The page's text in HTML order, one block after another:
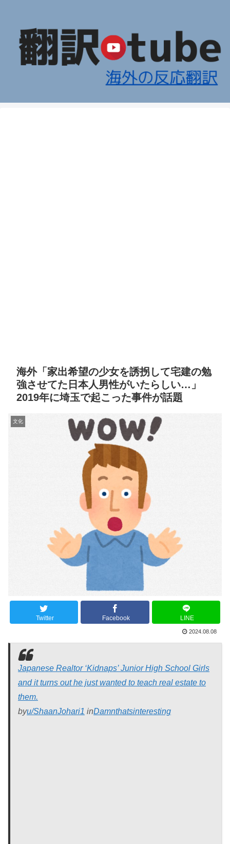
海外「家出希望の少女を誘拐して宅建の勉
強させてた日本人男性がいたらしい…」
2019年に埼玉で起こった事件が話題
文化
Twitter Facebook LINE
2024.08.08
Japanese Realtor ‘Kidnaps’ Junior High School Girls
and it turns out he just wanted to teach real estate to
them.
byu/ShaanJohari1 inDamnthatsinteresting